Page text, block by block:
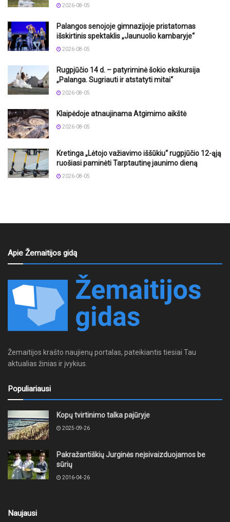
2026-08-05
Palangos senojoje gimnazijoje pristatomas
išskirtinis spektaklis „Jaunuolio kambaryje“
2026-08-05
Rugpjūčio 14 d. – patyriminė šokio ekskursija
„Palanga. Sugriauti ir atstatyti mitai“
2026-08-05
Klaipėdoje atnaujinama Atgimimo aikštė
2026-08-05
Kretinga „Lėtojo važiavimo iššūkiu“ rugpjūčio 12-ąją
ruošiasi paminėti Tarptautinę jaunimo dieną
2026-08-05
Apie Žemaitijos gidą
Žemaitijos krašto naujienų portalas, pateikiantis tiesiai Tau
aktualias žinias ir įvykius.
Populiariausi
Kopų tvirtinimo talka pajūryje
2025-09-26
Pakražantiškių Jurginės neįsivaizduojamos be
sūrių
2016-04-26
Naujausi